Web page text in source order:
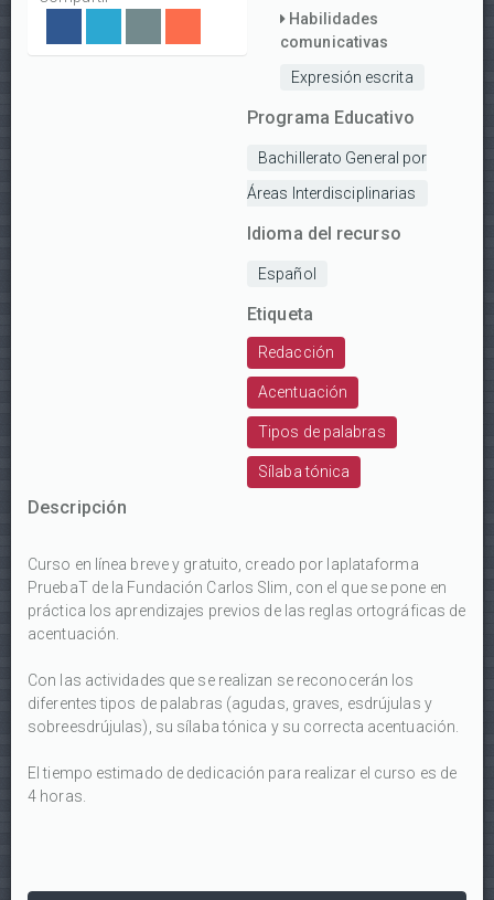
Habilidades
comunicativas
Expresión escrita
Programa Educativo
Bachillerato General por
Áreas Interdisciplinarias
Idioma del recurso
Español
Etiqueta
Redacción
Acentuación
Tipos de palabras
Sílaba tónica
Descripción
Curso en línea breve y gratuito, creado por laplataforma
PruebaT de la Fundación Carlos Slim, con el que se pone en
práctica los aprendizajes previos de las reglas ortográficas de
acentuación.
Con las actividades que se realizan se reconocerán los
diferentes tipos de palabras (agudas, graves, esdrújulas y
sobreesdrújulas), su sílaba tónica y su correcta acentuación.
El tiempo estimado de dedicación para realizar el curso es de
4 horas.